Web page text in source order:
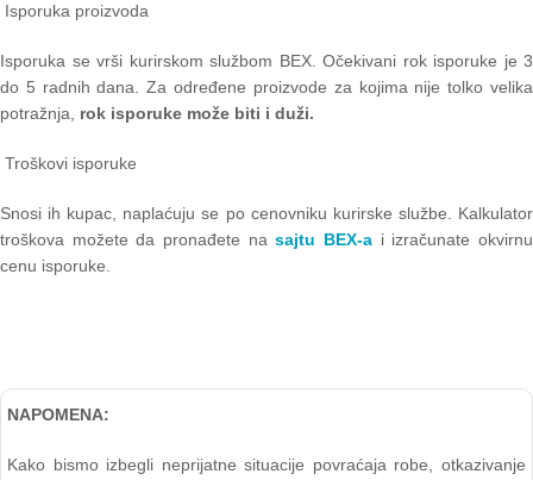
Isporuka proizvoda
Isporuka se vrši kurirskom službom BEX. Očekivani rok isporuke je 3
do 5 radnih dana. Za određene proizvode za kojima nije tolko velika
potražnja, rok isporuke može biti i duži.
Troškovi isporuke
Snosi ih kupac, naplaćuju se po cenovniku kurirske službe. Kalkulator
troškova možete da pronađete nasajtu BEX-a i izračunate okvirnu
cenu isporuke.
NAPOMENA:
Kako bismo izbegli neprijatne situacije povraćaja robe, otkazivanje